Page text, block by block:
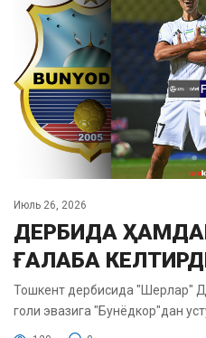
Июль 26, 2026
ДЕРБИДА
ҒАЛАБА
Тошкент дербисида "Шерлар"
голи эвазига "Бунёдкор"дан